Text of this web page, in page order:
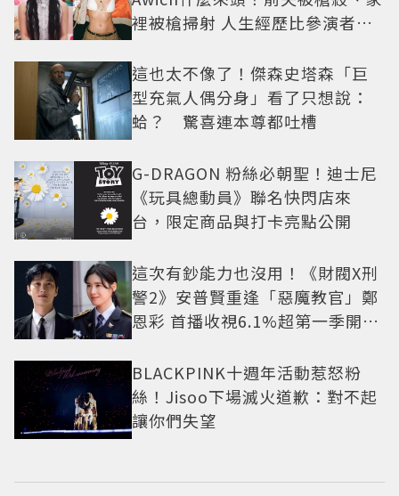
裡被槍掃射 人生經歷比參演者還
這也太不像了！傑森史塔森「巨
型充氣人偶分身」看了只想說：
蛤？ 驚喜連本尊都吐槽
G-DRAGON 粉絲必朝聖！迪士尼
《玩具總動員》聯名快閃店來
台，限定商品與打卡亮點公開
這次有鈔能力也沒用！《財閥X刑
警2》安普賢重逢「惡魔教官」鄭
恩彩 首播收視6.1%超第一季開紅
BLACKPINK十週年活動惹怒粉
絲！Jisoo下場滅火道歉：對不起
讓你們失望